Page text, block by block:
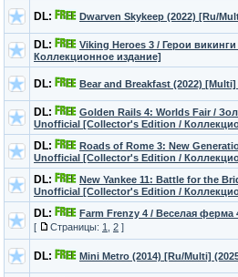
DL: Dwarven Skykeep (2022) [Ru/
DL:
Viking Heroes 3 / Герои
Коллекционное издание]
DL: Bear and Breakfast (2022) [Multi]
DL:
Golden Rails 4: Worlds Fair /
Unofficial [Collector's Edition /
DL:
Roads of Rome 3: New
Unofficial [Collector's Edition /
DL:
New Yankee 11: Battle for the
Unofficial [Collector's Edition /
DL:
Farm Frenzy 4 / Веселая ферма
[
Страницы: 1 2 ]
DL: Mini Metro (2014) [Ru/Multi]